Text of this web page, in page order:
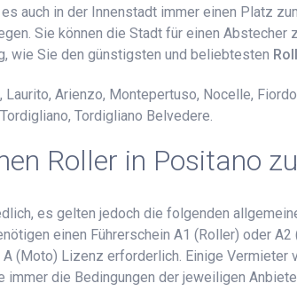
auch in der Innenstadt immer einen Platz
Sie können die Stadt für einen Abstecher
wie Sie den günstigsten und beliebtesten
Arienzo, Montepertuso, Nocelle,
Tordigliano Belvedere.
Roller in Positano
es gelten jedoch die folgenden
einen Führerschein A1 (Roller) oder
(Moto) Lizenz erforderlich. Einige Vermieter
immer die Bedingungen der jeweiligen